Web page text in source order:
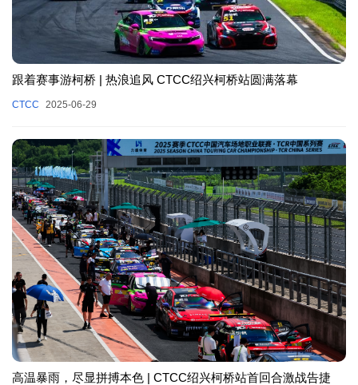
跟着赛事游柯桥 | 热浪追风 CTCC绍兴柯桥站圆满落幕
CTCC 2025-06-29
高温暴雨，尽显拼搏本色 | CTCC绍兴柯桥站首回合激战告捷